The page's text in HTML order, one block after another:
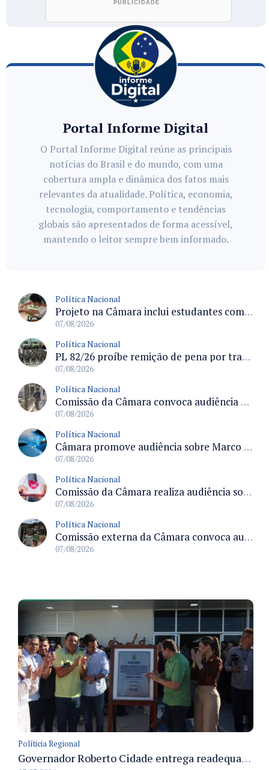
Portal Informe Digital
O Portal Informe Digital reúne as principais
notícias do Brasil e do mundo, com uma
cobertura ampla e dinâmica dos fatos mais
relevantes da atualidade. Política, economia,
tecnologia, comportamento e tendências
globais são apresentados de forma acessível,
mantendo o leitor sempre bem informado.
Política Nacional
Projeto na Câmara inclui estudantes com deficiência no regime escolar especial da LDB e estabelece critérios para frequência
07/08/2026
Política Nacional
PL 82/26 proíbe remição de pena por trabalho em funções militares para condenados por crimes contra o Estado Democrático de Direito
07/08/2026
Política Nacional
Comissão da Câmara convoca audiência para discutir misoginia nas escolas e universidades após divulgação de listas misóginas
07/08/2026
Política Nacional
Câmara promove audiência sobre Marco de Fomento à Economia Digital e impactos da inteligência artificial
07/08/2026
Política Nacional
Comissão da Câmara realiza audiência sobre apostas online para medir o tamanho do mercado ilegal
07/08/2026
Política Nacional
Comissão externa da Câmara convoca audiência pública sobre chuvas na Zona da Mata de Minas Gerais e impactos em Juiz de Fora
07/08/2026
Políticia Regional
Governador Roberto Cidade entrega readequação do ambulatório da FCecon e amplia capacidade de atendimento oncológico em Manaus